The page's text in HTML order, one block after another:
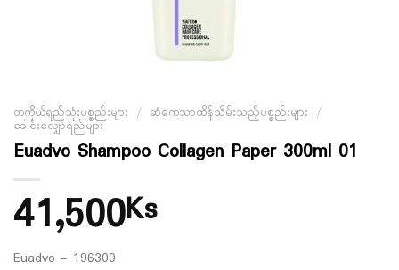
တကိုယ်ရည်သုံးပစ္စည်းများ / ဆံကေသာထိန်သိမ်းသည့်ပစ္စည်းများ /
ခေါင်းလျှော်ရည်များ
Euadvo Shampoo Collagen Paper 300ml 01
41,500Ks
Euadvo – 196300